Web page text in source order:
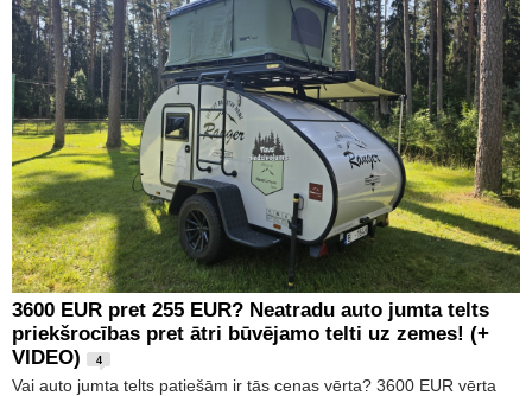
3600 EUR pret 255 EUR? Neatradu auto jumta telts
priekšrocības pret ātri būvējamo telti uz zemes! (+
VIDEO)
4
Vai auto jumta telts patiešām ir tās cenas vērta? 3600 EUR vērta